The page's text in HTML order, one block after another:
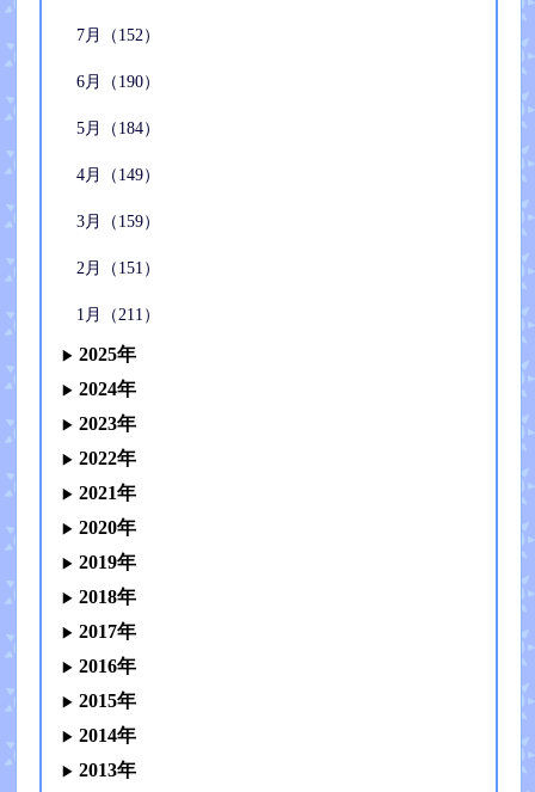
7月（152）
6月（190）
5月（184）
4月（149）
3月（159）
2月（151）
1月（211）
2025年
2024年
2023年
2022年
2021年
2020年
2019年
2018年
2017年
2016年
2015年
2014年
2013年